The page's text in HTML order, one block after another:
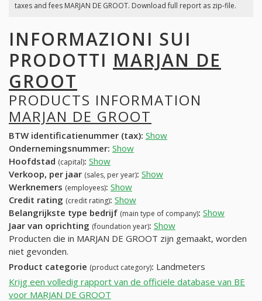
taxes and fees MARJAN DE GROOT. Download full report as zip-file.
INFORMAZIONI SUI
PRODOTTI MARJAN DE
GROOT
PRODUCTS INFORMATION
MARJAN DE GROOT
BTW identificatienummer (tax): Show
Ondernemingsnummer: Show
Hoofdstad (capital): Show
Verkoop, per jaar (sales, per year): Show
Werknemers (employees): Show
Credit rating (credit rating): Show
Belangrijkste type bedrijf (main type of company): Show
Jaar van oprichting (foundation year): Show
Producten die in MARJAN DE GROOT zijn gemaakt, worden
niet gevonden.
Product categorie (product category): Landmeters
Krijg een volledig rapport van de officiële database van BE
voor MARJAN DE GROOT